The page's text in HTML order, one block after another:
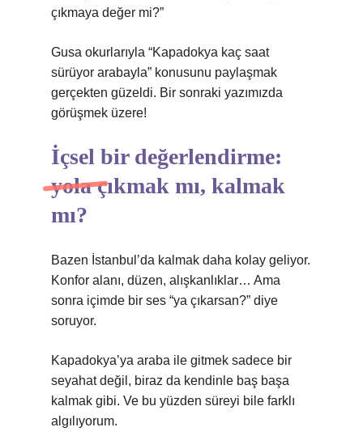
çıkmaya değer mi?”
Gusa okurlarıyla “Kapadokya kaç saat
sürüyor arabayla” konusunu paylaşmak
gerçekten güzeldi. Bir sonraki yazımızda
görüşmek üzere!
İçsel bir değerlendirme:
yola çıkmak mı, kalmak
mı?
Bazen İstanbul’da kalmak daha kolay geliyor.
Konfor alanı, düzen, alışkanlıklar… Ama
sonra içimde bir ses “ya çıkarsan?” diye
soruyor.
Kapadokya’ya araba ile gitmek sadece bir
seyahat değil, biraz da kendinle baş başa
kalmak gibi. Ve bu yüzden süreyi bile farklı
algılıyorum.